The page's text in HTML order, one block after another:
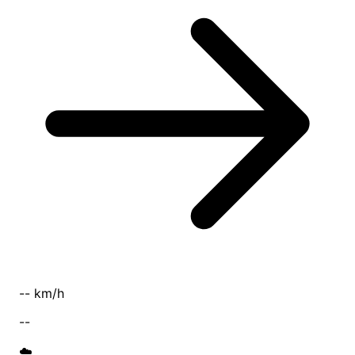
-- km/h
--
☁️